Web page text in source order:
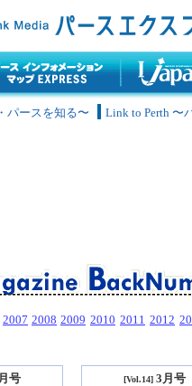
パースを知る〜 Link to Perth 〜
2007 2008 2009 2010 2011 2012
号 [Vol.14] 3月号